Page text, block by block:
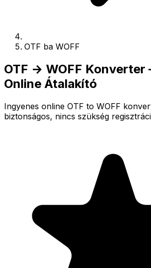
OTF ba WOFF
OTF → WOFF
Online Átalakító
Ingyenes online OTF to WOFF
biztonságos, nincs szükség